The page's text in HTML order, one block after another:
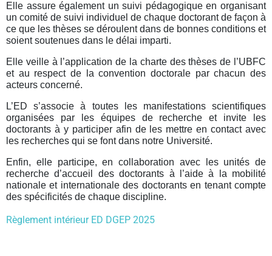
Elle assure également un suivi pédagogique en organisant
un comité de suivi individuel de chaque doctorant de façon à
ce que les thèses se déroulent dans de bonnes conditions et
soient soutenues dans le délai imparti.
Elle veille à l’application de la charte des thèses de l’UBFC
et au respect de la convention doctorale par chacun des
acteurs concerné.
L’ED s’associe à toutes les manifestations scientifiques
organisées par les équipes de recherche et invite les
doctorants à y participer afin de les mettre en contact avec
les recherches qui se font dans notre Université.
Enfin, elle participe, en collaboration avec les unités de
recherche d’accueil des doctorants à l’aide à la mobilité
nationale et internationale des doctorants en tenant compte
des spécificités de chaque discipline.
Règlement intérieur ED DGEP 2025